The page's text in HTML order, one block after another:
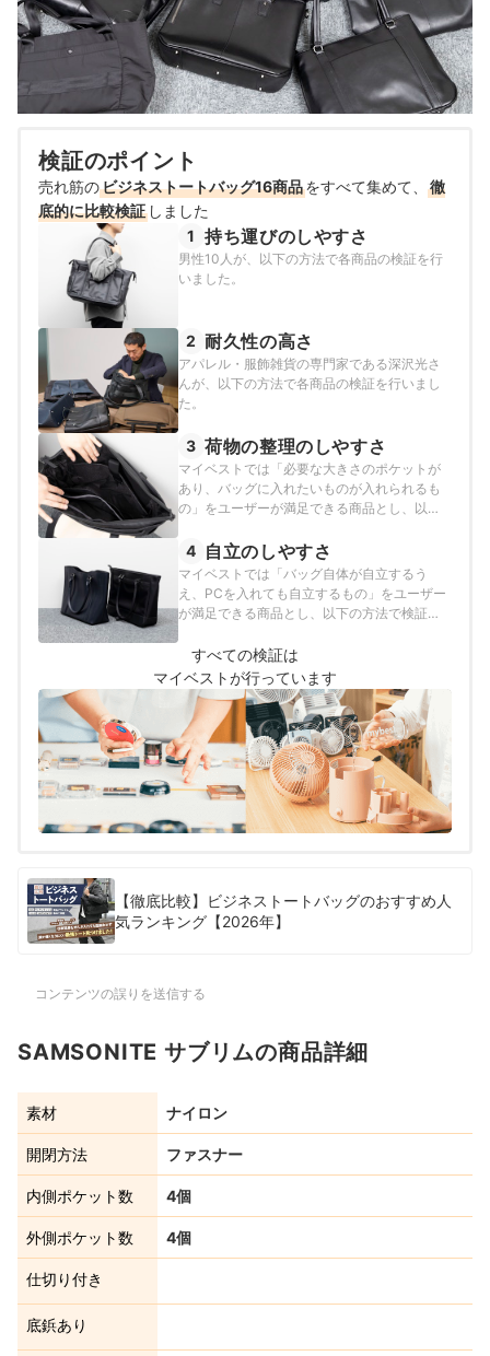
検証のポイント
売れ筋のビジネストートバッグ16商品をすべて集めて、
徹
底的に比較検証 しました
1 持ち運びのしやすさ
男性10人が、以下の方法で各商品の検証を行
いました。
2 耐久性の高さ
アパレル・服飾雑貨の専門家である深沢光さ
んが、以下の方法で各商品の検証を行いまし
た。
3 荷物の整理のしやすさ
マイベストでは「必要な大きさのポケットが
あり、バッグに入れたいものが入れられるも
の」をユーザーが満足できる商品とし、以下
4 自立のしやすさ
マイベストでは「バッグ自体が自立するう
え、PCを入れても自立するもの」をユーザー
が満足できる商品とし、以下の方法で検証を
すべての検証は
マイベストが行っています
【徹底比較】ビジネストートバッグのおすすめ人
気ランキング【2026年】
コンテンツの誤りを送信する
SAMSONITE サブリムの商品詳細
素材 ナイロン
開閉方法 ファスナー
内側ポケット数 4個
外側ポケット数 4個
仕切り付き
底鋲あり